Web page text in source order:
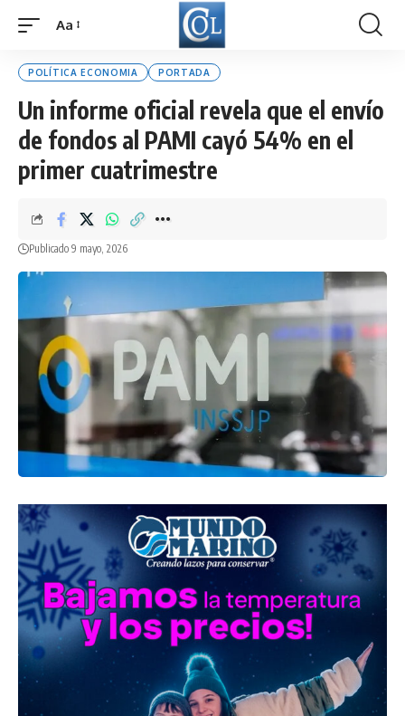
Font
Aa
POLÍTICA ECONOMIA PORTADA
Un informe oficial revela que el envío
de fondos al PAMI cayó 54% en el
primer cuatrimestre
Publicado 9 mayo, 2026